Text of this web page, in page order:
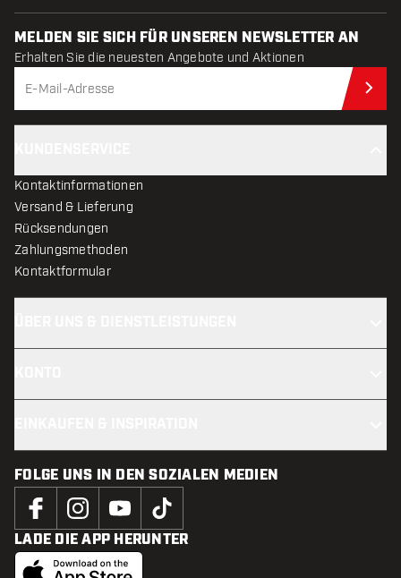
MELDEN SIE SICH FÜR UNSEREN NEWSLETTER AN
Erhalten Sie die neuesten Angebote und Aktionen
Kontaktinformationen
Versand & Lieferung
Rücksendungen
Zahlungsmethoden
Kontaktformular
FOLGE UNS IN DEN SOZIALEN MEDIEN
LADE DIE APP HERUNTER